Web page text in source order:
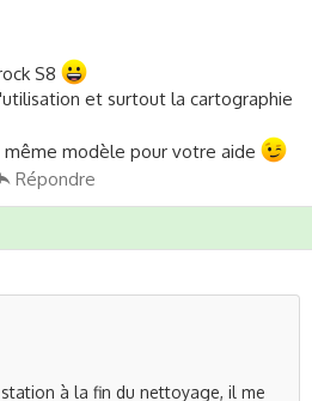
S8
et surtout la cartographie
modèle pour votre aide
Répondre
à la fin du nettoyage, il me